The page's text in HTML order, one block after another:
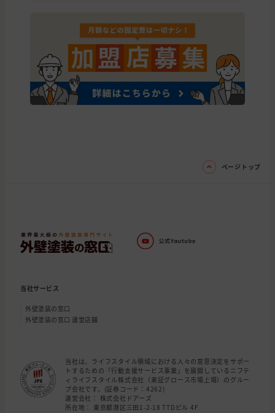
ページトップ
当社サービス
外壁塗装の窓口
外壁塗装の窓口 運営店舗
当社は、ライフスタイル領域における人々の意思決定をサポー
トするための「行動支援サービス事業」を展開しているニフテ
ィライフスタイル株式会社（東証グロース市場上場）のグルー
プ会社です。(証券コード：4262)
運営会社： 株式会社ドアーズ
所在地： 東京都港区三田1-2-18 TTDビル 4F